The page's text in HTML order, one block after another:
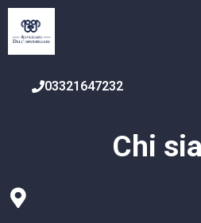
03321647232
Chi